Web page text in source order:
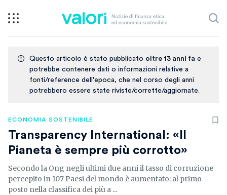
Questo articolo è stato pubblicato oltre 13 anni fa e
potrebbe contenere dati o informazioni relative a
fonti/reference dell'epoca, che nel corso degli anni
potrebbero essere state riviste/corrette/aggiornate.
ECONOMIA SOSTENIBILE
Transparency International: «Il
Pianeta è sempre più corrotto»
Secondo la Ong negli ultimi due anni il tasso di corruzione
percepito in 107 Paesi del mondo è aumentato: al primo
posto nella classifica dei più a ...